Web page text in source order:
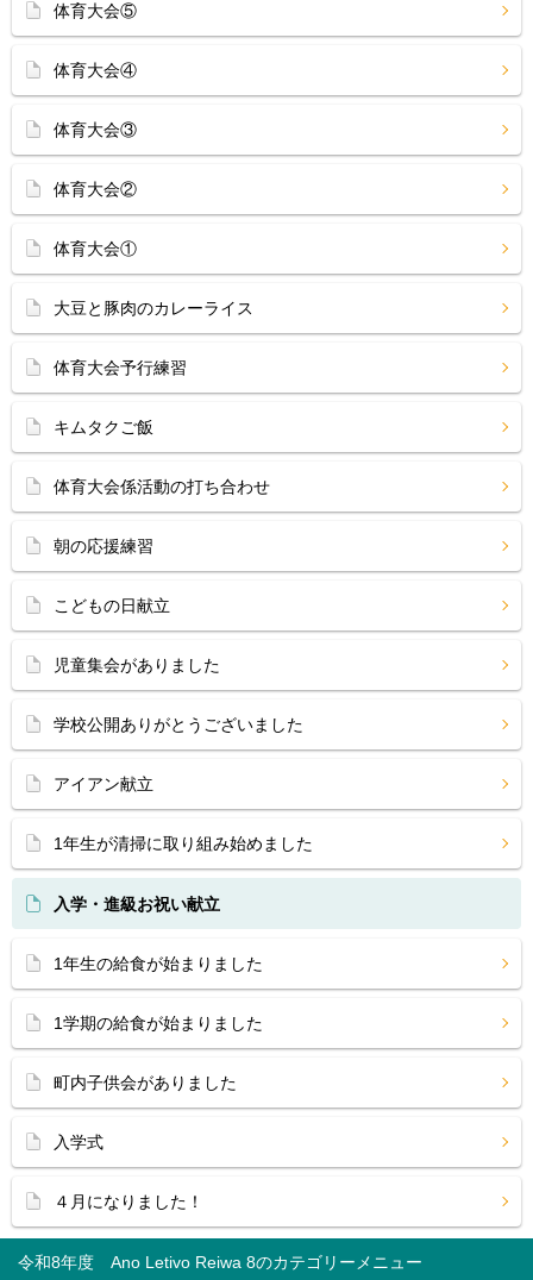
令和8年度 Ano Letivo Reiwa 8
体育大会⑤
体育大会④
体育大会③
体育大会②
体育大会①
大豆と豚肉のカレーライス
体育大会予行練習
キムタクご飯
体育大会係活動の打ち合わせ
朝の応援練習
こどもの日献立
児童集会がありました
学校公開ありがとうございました
アイアン献立
1年生が清掃に取り組み始めました
入学・進級お祝い献立
1年生の給食が始まりました
1学期の給食が始まりました
町内子供会がありました
入学式
４月になりました！